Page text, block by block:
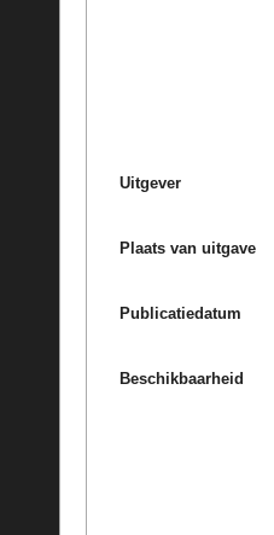
Uitgever
Plaats van uitgave
Publicatiedatum
Beschikbaarheid